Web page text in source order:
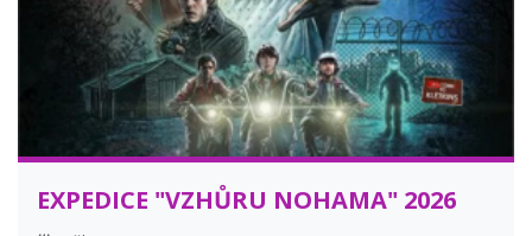
EXPEDICE "VZHŮRU NOHAMA" 2026